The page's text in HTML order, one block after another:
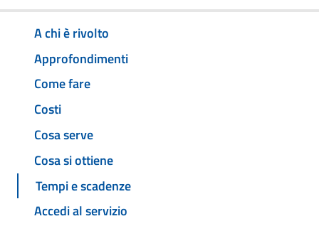
A chi è rivolto
Approfondimenti
Come fare
Costi
Cosa serve
Cosa si ottiene
Tempi e scadenze
Accedi al servizio